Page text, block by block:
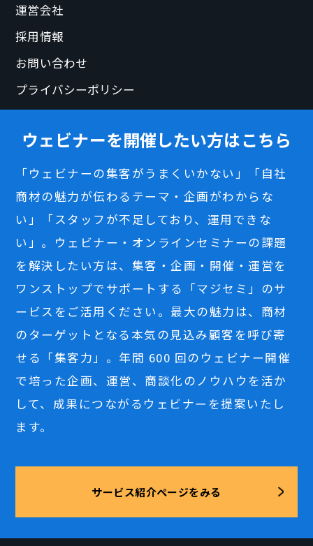
運営会社
採用情報
お問い合わせ
プライバシーポリシー
ウェビナーを開催したい方はこちら
「ウェビナーの集客がうまくいかない」「自社
商材の魅力が伝わるテーマ・企画がわからな
い」「スタッフが不足しており、運用できな
い」。ウェビナー・オンラインセミナーの課題
を解決したい方は、集客・企画・開催・運営を
ワンストップでサポートする「マジセミ」のサ
ービスをご活用ください。最大の魅力は、商材
のターゲットとなる本気の見込み顧客を呼び寄
せる「集客力」。年間 600 回のウェビナー開催
で培った企画、運営、商談化のノウハウを活か
して、成果につながるウェビナーを提案いたし
ます。
サービス紹介ページをみる